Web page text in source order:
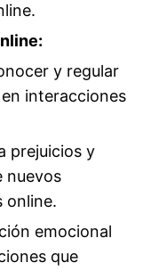
y regular
interacciones
prejuicios y
nuevos
online.
emocional
que